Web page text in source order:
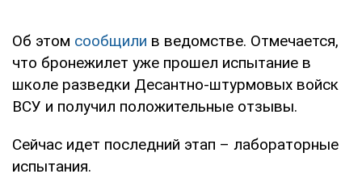
Об этом сообщили в ведомстве. Отмечается,
что бронежилет уже прошел испытание в
школе разведки Десантно-штурмовых войск
ВСУ и получил положительные отзывы.
Сейчас идет последний этап – лабораторные
испытания.